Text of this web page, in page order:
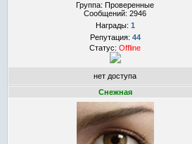
Группа: Проверенные
Сообщений: 2946
Награды: 1
Репутация: 44
Статус: Offline
нет доступа
Снежная